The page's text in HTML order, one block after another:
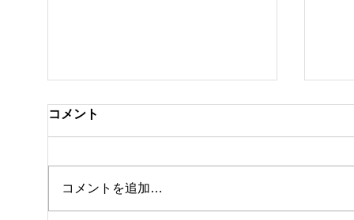
休館日のお知らせ
テ
コメント
コメントを追加…